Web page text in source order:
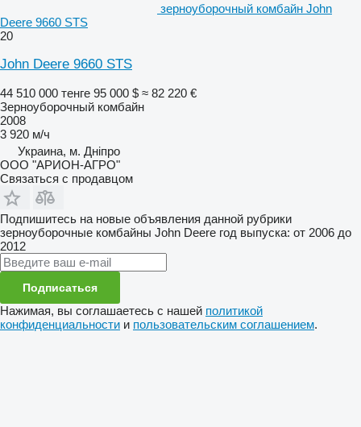
зерноуборочный комбайн John
Deere 9660 STS
20
John Deere 9660 STS
44 510 000 тенге 95 000 $ ≈ 82 220 €
Зерноуборочный комбайн
2008
3 920 м/ч
Украина, м. Дніпро
ООО "АРИОН-АГРО"
Связаться с продавцом
Подпишитесь на новые объявления данной рубрики
зерноуборочные комбайны John Deere год выпуска: от 2006 до
2012
Подписаться
Нажимая, вы соглашаетесь с нашей политикой
конфиденциальности и пользовательским соглашением.